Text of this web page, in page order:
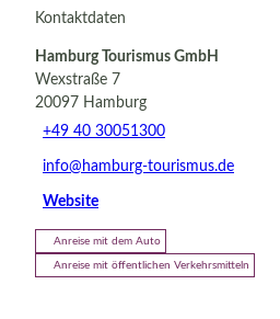
Kontaktdaten
Hamburg Tourismus GmbH
Wexstraße 7
20097 Hamburg
+49 40 30051300
info@hamburg-tourismus.de
Website
Anreise mit dem Auto
Anreise mit öffentlichen Verkehrsmitteln